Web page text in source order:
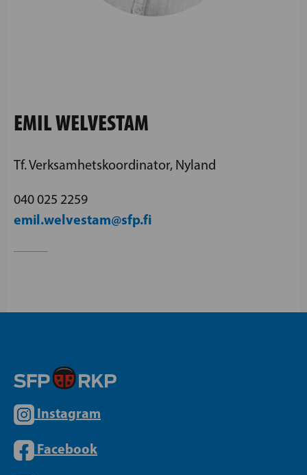
EMIL WELVESTAM
Tf. Verksamhetskoordinator, Nyland
040 025 2259
emil.welvestam@sfp.fi
Instagram
Facebook